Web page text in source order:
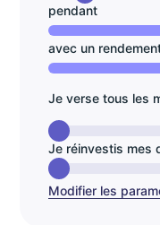
pendant
avec un
Je verse tous les
Je réinvestis mes
Modifier les